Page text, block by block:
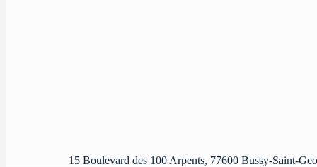
15 Boulevard des 100 Arpents, 77600 Bussy-Saint-